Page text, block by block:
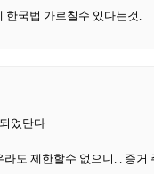
한국법 가르칠수 있다는것.
었단다
도 제한할수 없으니. . 증거